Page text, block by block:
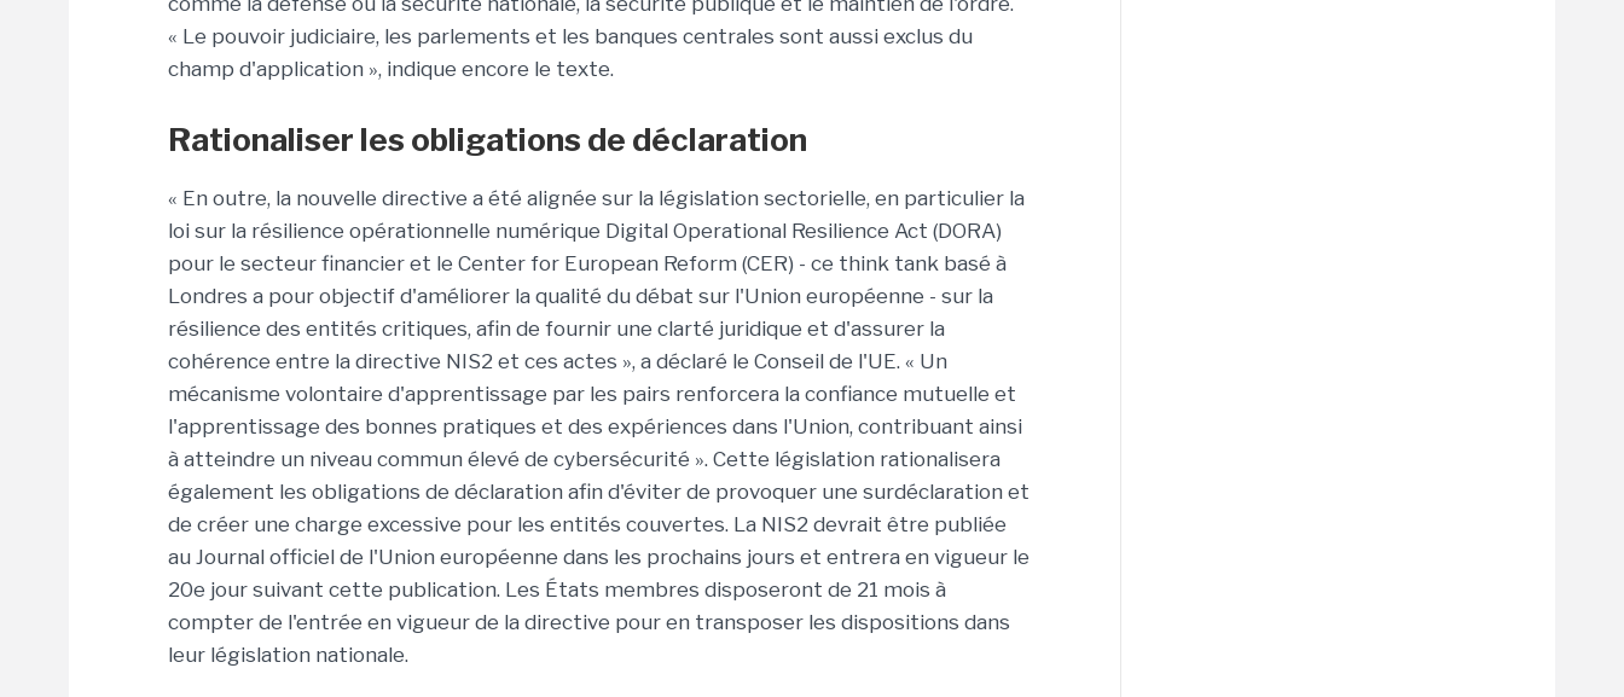
« Le pouvoir judiciaire, les parlements et les banques centrales sont aussi exclus du
champ d'application », indique encore le texte.
Rationaliser les obligations de déclaration
« En outre, la nouvelle directive a été alignée sur la législation sectorielle, en particulier la
loi sur la résilience opérationnelle numérique Digital Operational Resilience Act (DORA)
pour le secteur financier et le Center for European Reform (CER) - ce think tank basé à
Londres a pour objectif d'améliorer la qualité du débat sur l'Union européenne - sur la
résilience des entités critiques, afin de fournir une clarté juridique et d'assurer la
cohérence entre la directive NIS2 et ces actes », a déclaré le Conseil de l'UE. « Un
mécanisme volontaire d'apprentissage par les pairs renforcera la confiance mutuelle et
l'apprentissage des bonnes pratiques et des expériences dans l'Union, contribuant ainsi
à atteindre un niveau commun élevé de cybersécurité ». Cette législation rationalisera
également les obligations de déclaration afin d'éviter de provoquer une surdéclaration et
de créer une charge excessive pour les entités couvertes. La NIS2 devrait être publiée
au Journal officiel de l'Union européenne dans les prochains jours et entrera en vigueur le
20e jour suivant cette publication. Les États membres disposeront de 21 mois à
compter de l'entrée en vigueur de la directive pour en transposer les dispositions dans
leur législation nationale.